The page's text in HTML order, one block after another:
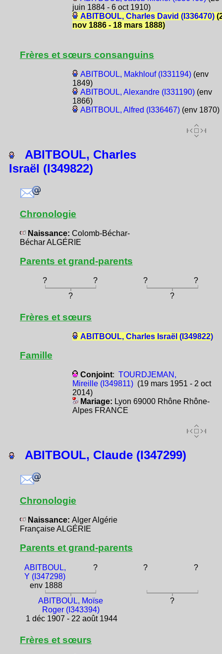
juin 1884 - 6 oct 1910)
ABITBOUL, Charles David (I336470)
nov 1886 - 18 mars 1888)
Frères et sœurs consanguins
ABITBOUL, Makhlouf (I331194)(env
1849)
ABITBOUL, Alexandre (I331190)(env
1866)
ABITBOUL, Alfred (I336467)(env 1870)
ABITBOUL, Charles
Israël (I349822)
Chronologie
Naissance: Colomb-Béchar-
Béchar ALGÉRIE
Parents et grand-parents
? ? ?
?
?
?
Frères et sœurs
ABITBOUL, Charles Israël (I349822)
Famille
Conjoint: TOURDJEMAN,
Mireille (I349811)(19 mars 1951 - 2 oct
2014)
Mariage: Lyon 69000 Rhône Rhône-
Alpes FRANCE
ABITBOUL, Claude (I347299)
Chronologie
Naissance: Alger Algérie
Française ALGÉRIE
Parents et grand-parents
ABITBOUL,
Y (I347298)
env 1888
? ? ?
ABITBOUL, Moïse
Roger (I343394)
1 déc 1907 - 22 août 1944
?
Frères et sœurs